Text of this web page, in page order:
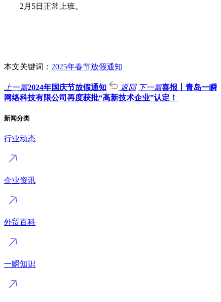
2月5日正常上班。
本文关键词： 2025年春节放假通知
上一篇2024年国庆节放假通知 返回 下一篇喜报丨青岛一瞬
网络科技有限公司再度获批“高新技术企业”认定！
新闻分类
行业动态
企业资讯
外贸百科
一瞬知识